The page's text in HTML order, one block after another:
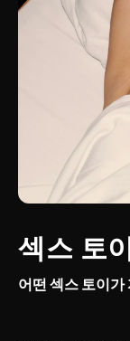
섹스 토
어떤 섹스 토이